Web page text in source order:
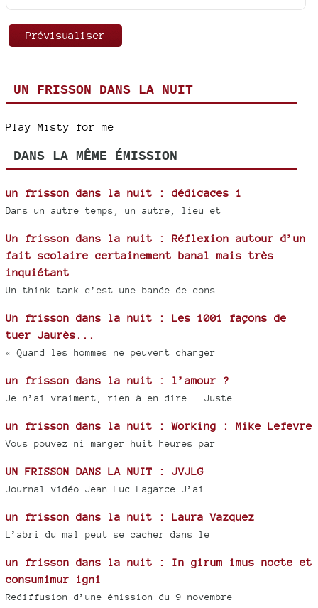
UN FRISSON DANS LA NUIT
Play Misty for me
DANS LA MÊME ÉMISSION
un frisson dans la nuit : dédicaces 1
Dans un autre temps, un autre, lieu et
Un frisson dans la nuit : Réflexion autour d’un
fait scolaire certainement banal mais très
inquiétant
Un think tank c’est une bande de cons
Un frisson dans la nuit : Les 1001 façons de
tuer Jaurès...
« Quand les hommes ne peuvent changer
un frisson dans la nuit : l’amour ?
Je n’ai vraiment, rien à en dire . Juste
un frisson dans la nuit : Working : Mike Lefevre
Vous pouvez ni manger huit heures par
UN FRISSON DANS LA NUIT : JVJLG
Journal vidéo Jean Luc Lagarce J’ai
un frisson dans la nuit : Laura Vazquez
L’abri du mal peut se cacher dans le
un frisson dans la nuit : In girum imus nocte et
consumimur igni
Rediffusion d’une émission du 9 novembre